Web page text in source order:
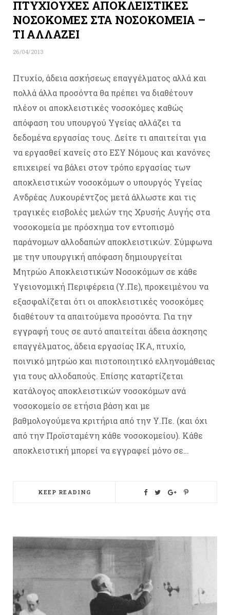
ΠΤΥΧΙΟΥΧΕΣ ΑΠΟΚΛΕΙΣΤΙΚΕΣ
ΝΟΣΟΚΟΜΕΣ ΣΤΑ ΝΟΣΟΚΟΜΕΙΑ –
ΤΙ ΑΛΛΑΖΕΙ
26/04/2013
Πτυχίο, άδεια ασκήσεως επαγγέλματος αλλά και
πολλά άλλα προσόντα θα πρέπει να διαθέτουν
πλέον οι αποκλειστικές νοσοκόμες καθώς
απόφαση του υπουργού Υγείας αλλάζει τα
δεδομένα εργασίας τους. Δείτε τι απαιτείται για
να εργασθεί κανείς στο ΕΣΥ Νόμους και κανόνες
επιχειρεί να βάλει στον τρόπο εργασίας των
αποκλειστικών νοσοκόμων ο υπουργός Υγείας
Ανδρέας Λυκουρέντζος μετά άλλωστε και τις
τραγικές εισβολές μελών της Χρυσής Αυγής στα
νοσοκομεία με πρόσχημα τον εντοπισμό
παράνομων αλλοδαπών αποκλειστικών. Σύμφωνα
με την υπουργική απόφαση δημιουργείται
Μητρώο Αποκλειστικών Νοσοκόμων σε κάθε
Υγειονομική Περιφέρεια (Υ.Πε), προκειμένου να
εξασφαλίζεται ότι οι αποκλειστικές νοσοκόμες
διαθέτουν τα απαιτούμενα προσόντα. Για την
εγγραφή τους σε αυτό απαιτείται άδεια άσκησης
επαγγέλματος, άδεια εργασίας ΙΚΑ, πτυχίο,
ποινικό μητρώο και πιστοποιητικό ελληνομάθειας
για τους αλλοδαπούς. Επίσης καταρτίζεται
κατάλογος αποκλειστικών νοσοκόμων ανά
νοσοκομείο σε ετήσια βάση και με
βαθμολογούμενα κριτήρια από την Υ.Πε. (και όχι
από την Προϊσταμένη κάθε νοσοκομείου). Κάθε
αποκλειστική μπορεί να εγγραφεί μόνο σε…
KEEP READING